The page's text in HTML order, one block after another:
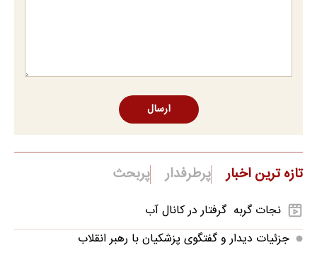
ارسال
تازه ترین اخبار پرطرفدار پربحث
نجات گربه‌ گرفتار در کانال آب
جزئیات دیدار و گفتگوی پزشکیان با رهبر انقلاب